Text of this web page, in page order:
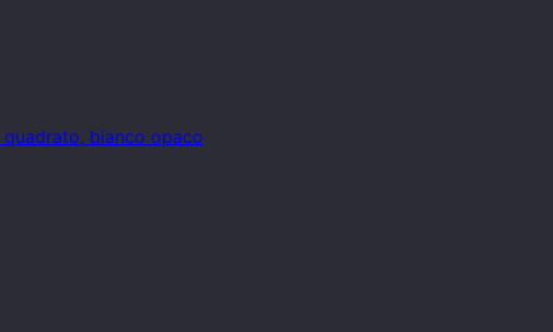
bianco opaco